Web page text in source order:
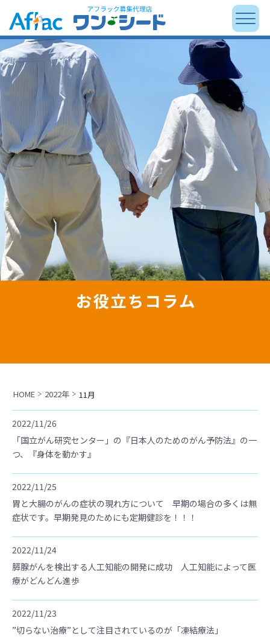
HOME 2022年 11月
2022/11/26
「国立がん研究センター」の『日本人のためのがん予防法』の一
つ、『身体を動かす』
2022/11/25
胃と大腸のがんの症状の現れ方について 早期の場合の多くは無
症状です。早期発見のためにも定期健診を！！！
2022/11/24
膵腺がんを検出する人工知能の開発に成功 人工知能によって医
療がどんどん進歩
2022/11/23
”切らない治療”として注目されているのが「凍結療法」